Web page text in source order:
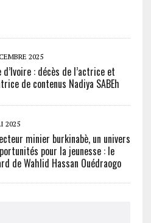
2025
d’Ivoire : décès de l’actrice et
de contenus Nadiya SABEh
2025
minier burkinabè, un univers
pour la jeunesse : le
de Wahlid Hassan Ouédraogo